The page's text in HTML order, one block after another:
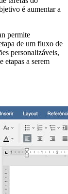
é aumentar a
permite
de um fluxo de
personalizáveis,
etapas a serem